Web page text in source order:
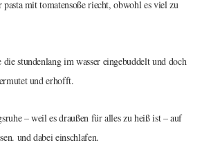
mit tomatensoße riecht, obwohl es viel zu
stundenlang im wasser eingebuddelt und doch
und erhofft.
– weil es draußen für alles zu heiß ist – auf
und dabei einschlafen.